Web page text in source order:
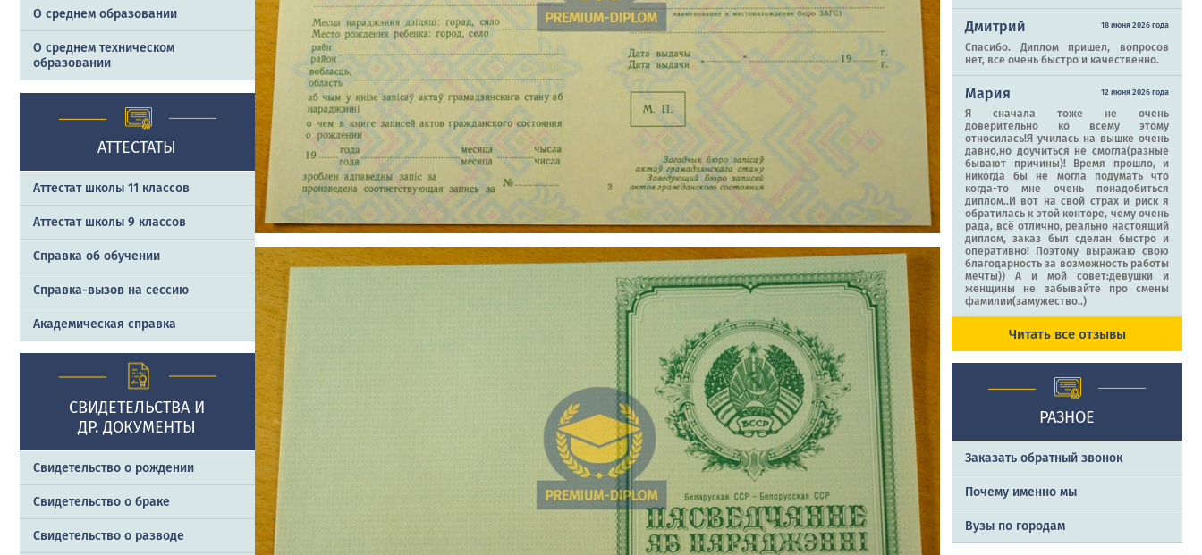
О среднем образовании
О среднем техническом
образовании
АТТЕСТАТЫ
Аттестат школы 11 классов
Аттестат школы 9 классов
Справка об обучении
Справка-вызов на сессию
Академическая справка
СВИДЕТЕЛЬСТВА И
ДР. ДОКУМЕНТЫ
Свидетельство о рождении
Свидетельство о браке
Свидетельство о разводе
Дмитрий 18 июня 2026 года
Спасибо. Диплом пришел, вопросов
нет, все очень быстро и качественно.
Мария 12 июня 2026 года
Я сначала тоже не очень
доверительно ко всему этому
относилась!Я училась на вышке очень
давно,но доучиться не смогла(разные
бывают причины)! Время прошло, и
никогда бы не могла подумать что
когда-то мне очень понадобиться
диплом..И вот на свой страх и риск я
обратилась к этой конторе, чему очень
рада, всё отлично, реально настоящий
диплом, заказ был сделан быстро и
оперативно! Поэтому выражаю свою
благодарность за возможность работы
мечты)) А и мой совет:девушки и
женщины не забывайте про смены
фамилии(замужество..)
Читать все отзывы
РАЗНОЕ
Заказать обратный звонок
Почему именно мы
Вузы по городам